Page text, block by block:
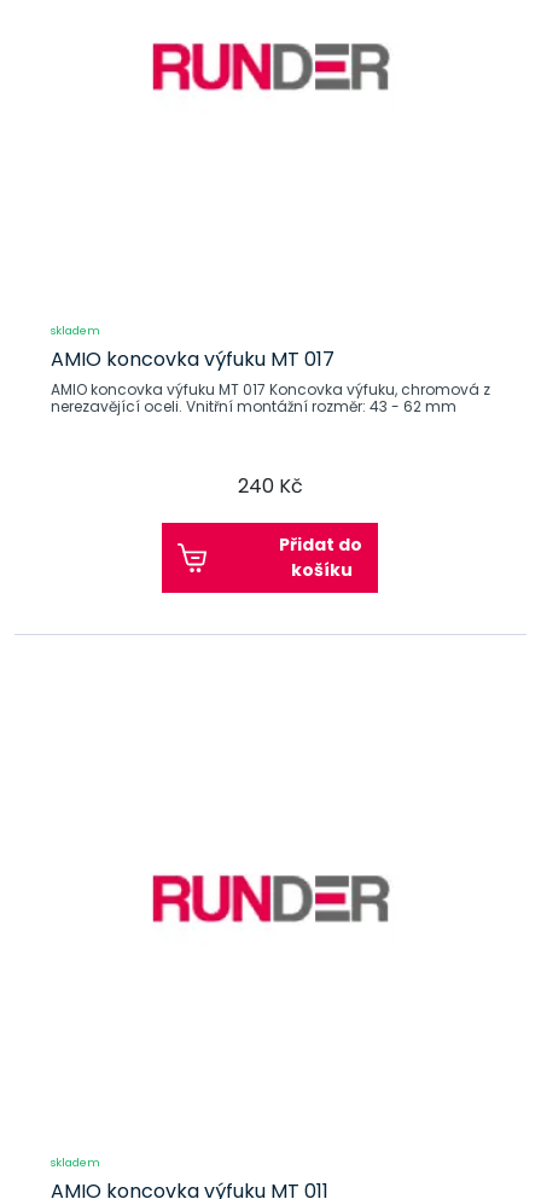
skladem
AMIO koncovka výfuku MT 017
AMIO koncovka výfuku MT 017 Koncovka výfuku, chromová z
nerezavějící oceli. Vnitřní montážní rozměr: 43 - 62 mm
240 Kč
Přidat do
košíku
skladem
AMIO koncovka výfuku MT 011